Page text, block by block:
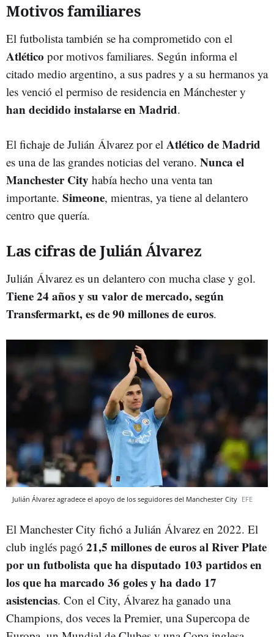
Motivos familiares
El futbolista también se ha comprometido con el
Atlético por motivos familiares. Según informa el
citado medio argentino, a sus padres y a su hermanos ya
les venció el permiso de residencia en Mánchester y
han decidido instalarse en Madrid.
El fichaje de Julián Álvarez por el Atlético de Madrid
es una de las grandes noticias del verano. Nunca el
Manchester City había hecho una venta tan
importante. Simeone, mientras, ya tiene al delantero
centro que quería.
Las cifras de Julián Álvarez
Julián Álvarez es un delantero con mucha clase y gol.
Tiene 24 años y su valor de mercado, según
Transfermarkt, es de 90 millones de euros.
Julián Álvarez agradece el apoyo de los seguidores del Manchester City EFE
El Manchester City fichó a Julián Álvarez en 2022. El
club inglés pagó 21,5 millones de euros al River Plate
por un futbolista que ha disputado 103 partidos en
los que ha marcado 36 goles y ha dado 17
asistencias. Con el City, Álvarez ha ganado una
Champions, dos veces la Premier, una Supercopa de